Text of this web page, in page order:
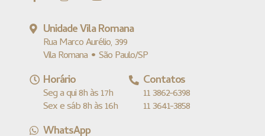
Unidade Vila Romana
Rua Marco Aurélio, 399
Vila Romana • São Paulo/SP
Horário
Seg a qui 8h às 17h
Sex e sáb 8h às 16h
Contatos
11 3862-6398
11 3641-3858
WhatsApp